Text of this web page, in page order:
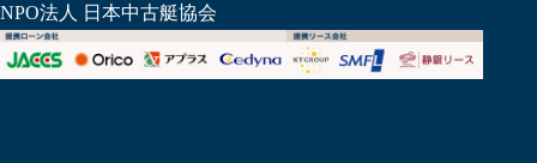
NPO法人 日本中古艇協会